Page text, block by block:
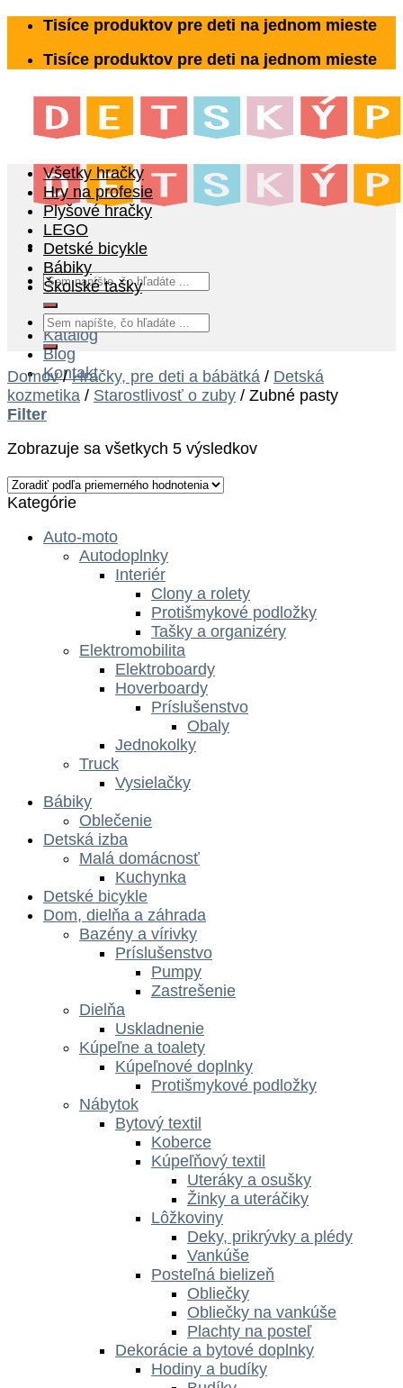
Skip
content
Tisíce produktov pre deti na jednom mieste
Tisíce produktov pre deti na jednom mieste
Hľadať:
Katalóg
Blog
Kontakt
Všetky hračky
Hry na profesie
Plyšové hračky
LEGO
Detské bicykle
Bábiky
Školské tašky
Hľadať:
Domov / Hračky, pre deti a bábätká / Detská
kozmetika / Starostlivosť o zuby / Zubné pasty
Filter
Zobrazuje sa všetkych 5 výsledkov
Kategórie
Auto-moto
Autodoplnky
Interiér
Clony a rolety
Protišmykové podložky
Tašky a organizéry
Elektromobilita
Elektroboardy
Hoverboardy
Príslušenstvo
Obaly
Jednokolky
Truck
Vysielačky
Bábiky
Oblečenie
Detská izba
Malá domácnosť
Kuchynka
Detské bicykle
Dom, dielňa a záhrada
Bazény a vírivky
Príslušenstvo
Pumpy
Zastrešenie
Dielňa
Uskladnenie
Kúpeľne a toalety
Kúpeľnové doplnky
Protišmykové podložky
Nábytok
Bytový textil
Koberce
Kúpeľňový textil
Uteráky a osušky
Žinky a uteráčiky
Lôžkoviny
Deky, prikrývky a plédy
Vankúše
Posteľná bielizeň
Obliečky
Obliečky na vankúše
Plachty na posteľ
Dekorácie a bytové doplnky
Hodiny a budíky